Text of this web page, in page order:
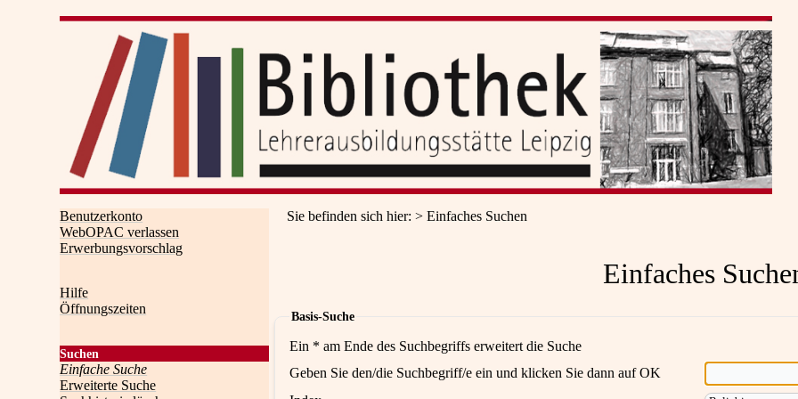
Benutzerkonto
WebOPAC verlassen
Erwerbungsvorschlag
Hilfe
Öffnungszeiten
Suchen
Einfache Suche
Erweiterte Suche
Sie befinden sich hier: Einfaches Suchen
Einfaches
Basis-Suche
Geben Sie den/die Suchbegriff/e ein und klicken Sie dann auf OK
Ein * am Ende des Suchbegriffs erweitert die Suche